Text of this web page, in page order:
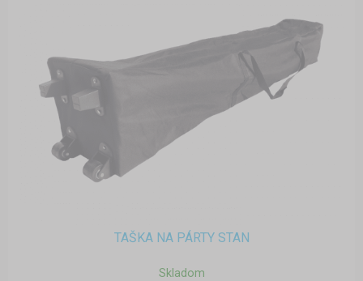
TAŠKA NA PÁRTY STAN
Skladom